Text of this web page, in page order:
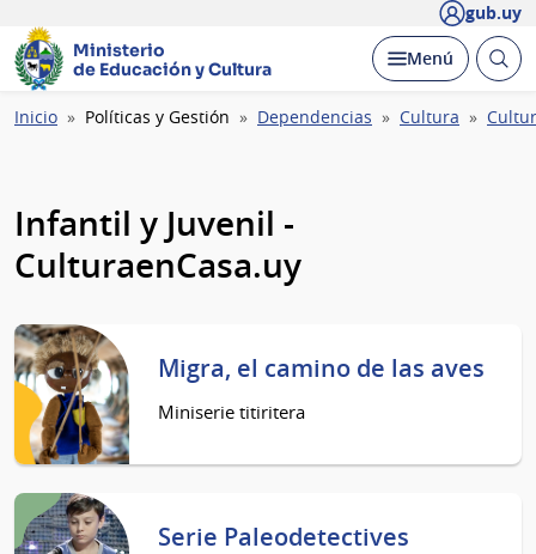
gub.uy
Ministerio
de Educación y Cultura
Desplegar
Menú Abrir
Ruta
Inicio Políticas y Gestión Dependencias Cultura
Infantil y Juvenil -
CulturaenCasa.uy
Migra, el camino de las aves
Miniserie titiritera
Serie Paleodetectives